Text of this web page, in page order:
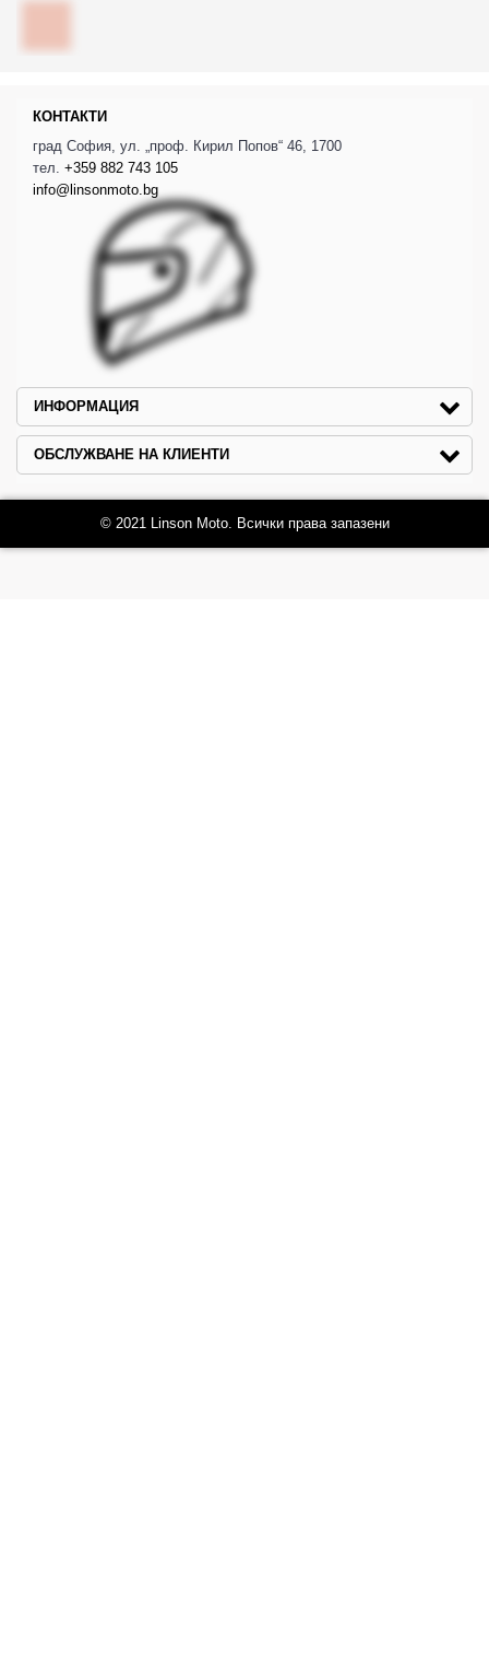
КОНТАКТИ
град София, ул. „проф. Кирил Попов“ 46, 1700
тел. +359 882 743 105
info@linsonmoto.bg
ИНФОРМАЦИЯ
ОБСЛУЖВАНЕ НА КЛИЕНТИ
© 2021 Linson Moto. Всички права запазени